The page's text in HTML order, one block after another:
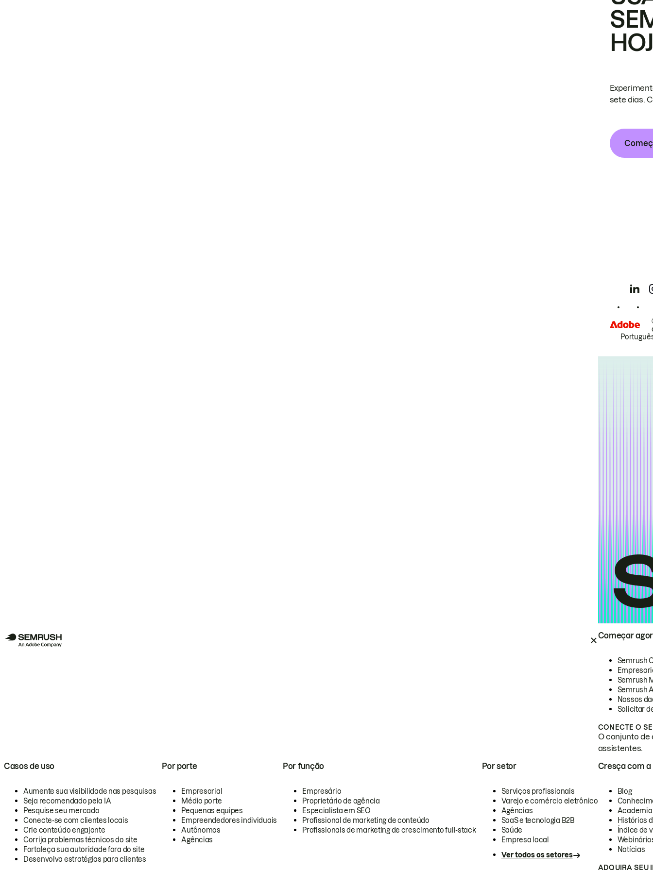
Começar
Semrush
Semrush
Semrush
Nossos
Solicitar
CONECTE O
O conjunto de
assistentes.
Casos de uso
Aumente sua visibilidade nas pesquisas
Seja recomendado pela IA
Pesquise seu mercado
Conecte-se com clientes locais
Crie conteúdo engajante
Corrija problemas técnicos do site
Fortaleça sua autoridade fora do site
Desenvolva estratégias para clientes
Por porte
Empresarial
Médio porte
Pequenas equipes
Empreendedores individuais
Autônomos
Agências
Por função
Empresário
Proprietário de agência
Especialista em SEO
Profissional de marketing de conteúdo
Profissionais de marketing de crescimento full-stack
Por setor
Serviços profissionais
Varejo e comércio eletrônico
Agências
SaaS e tecnologia B2B
Saúde
Empresa local
Ver todos os setores
Cresça com a
Blog
Academia
Histórias
Índice de
Notícias
ADQUIRA SEU
sete dias.